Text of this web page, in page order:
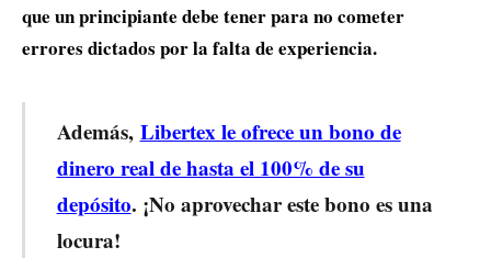
que un principiante debe tener para no cometer
errores dictados por la falta de experiencia.
Además, Libertex le ofrece un bono de
dinero real de hasta el 100% de su
depósito. ¡No aprovechar este bono es una
locura!